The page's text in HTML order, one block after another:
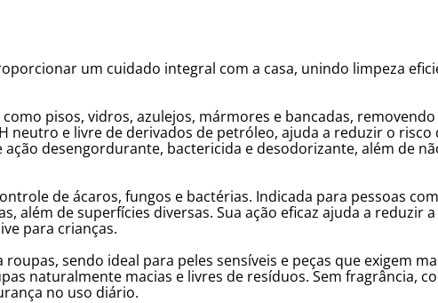
um cuidado integral com a casa, unindo limpeza
pisos, vidros, azulejos, mármores e bancadas,
neutro e livre de derivados de petróleo, ajuda a reduzir o
desengordurante, bactericida e desodorizante, além de
de ácaros, fungos e bactérias. Indicada para pessoas
além de superfícies diversas. Sua ação eficaz ajuda a reduzir
para crianças.
sendo ideal para peles sensíveis e peças que exigem
naturalmente macias e livres de resíduos. Sem fragrância,
no uso diário.